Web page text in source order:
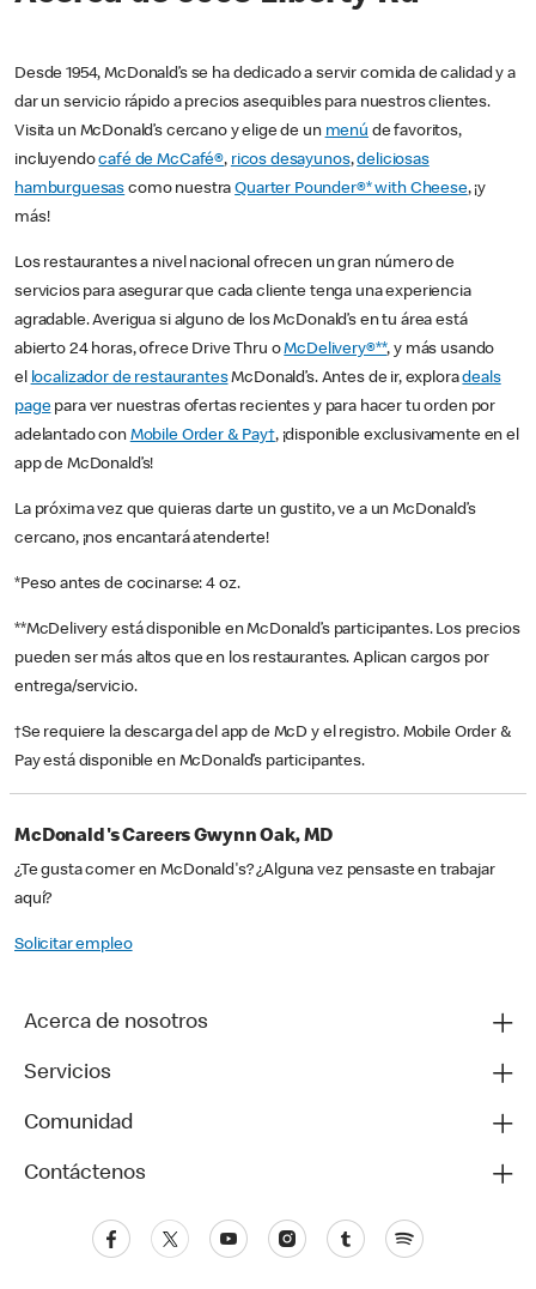
Desde 1954, McDonald’s se ha dedicado a servir comida de calidad y a
dar un servicio rápido a precios asequibles para nuestros clientes.
Visita un McDonald’s cercano y elige de un menú de favoritos,
incluyendocafé de McCafé®, ricos desayunos,deliciosas
hamburguesas como nuestraQuarter Pounder®* with Cheese, ¡y
más!
Los restaurantes a nivel nacional ofrecen un gran número de
servicios para asegurar que cada cliente tenga una experiencia
agradable. Averigua si alguno de los McDonald’s en tu área está
abierto 24 horas, ofrece Drive Thru oMcDelivery®**, y más usando
el localizador de restaurantesMcDonald’s. Antes de ir, exploradeals
pagepara ver nuestras ofertas recientes y para hacer tu orden por
adelantado con Mobile Order & Pay†, ¡disponible exclusivamente en el
app de McDonald’s!
La próxima vez que quieras darte un gustito, ve a un McDonald’s
cercano, ¡nos encantará atenderte!
*Peso antes de cocinarse: 4 oz.
**McDelivery está disponible en McDonald’s participantes. Los precios
pueden ser más altos que en los restaurantes. Aplican cargos por
entrega/servicio.
†Se requiere la descarga del app de McD y el registro. Mobile Order &
Pay está disponible en McDonald’s participantes.
McDonald's Careers Gwynn Oak, MD
¿Te gusta comer en McDonald's? ¿Alguna vez pensaste en trabajar
aquí?
Solicitar empleo
Acerca de nosotros
Servicios
Comunidad
Contáctenos